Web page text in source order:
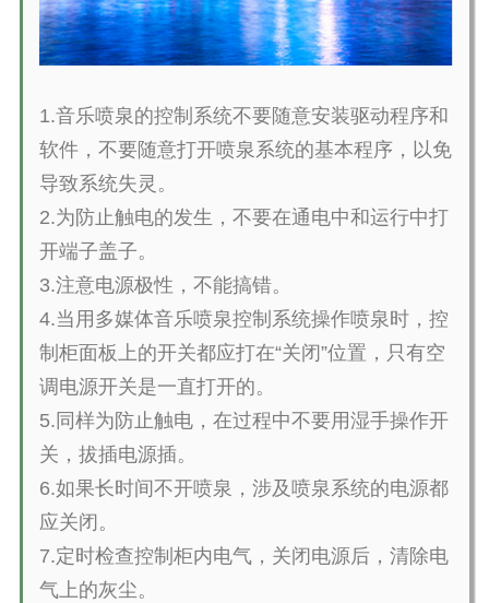
1.音乐喷泉的控制系统不要随意安装驱动程序和
软件，不要随意打开喷泉系统的基本程序，以免
导致系统失灵。
2.为防止触电的发生，不要在通电中和运行中打
开端子盖子。
3.注意电源极性，不能搞错。
4.当用多媒体音乐喷泉控制系统操作喷泉时，控
制柜面板上的开关都应打在“关闭”位置，只有空
调电源开关是一直打开的。
5. 同样为防止触电，在过程中不要用湿手操作开
关，拔插电源插。
6.如果长时间不开喷泉，涉及喷泉系统的电源都
应关闭。
7.定时检查控制柜内电气，关闭电源后，清除电
气上的灰尘。